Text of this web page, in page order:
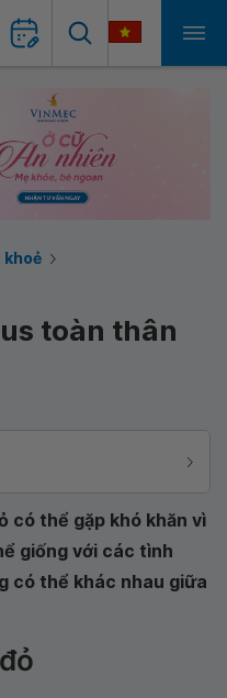
khoẻ
toàn thân
có thể gặp khó khăn vì
giống với các tình
có thể khác nhau giữa